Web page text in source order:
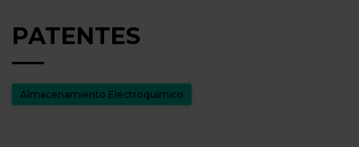
PATENTES
Almacenamiento Electroquímico